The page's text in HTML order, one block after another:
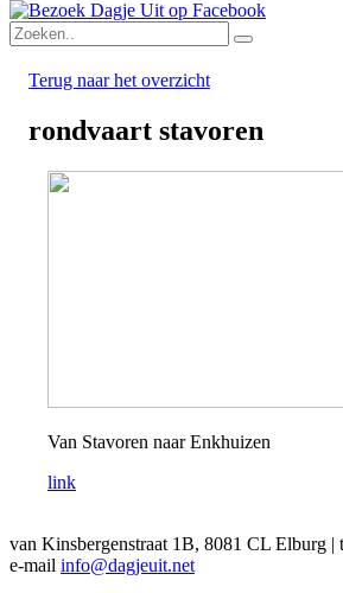
Terug naar het overzicht
rondvaart stavoren
Van Stavoren naar Enkhuizen
link
van Kinsbergenstraat 1B, 8081 CL Elburg |
e-mail info@dagjeuit.net